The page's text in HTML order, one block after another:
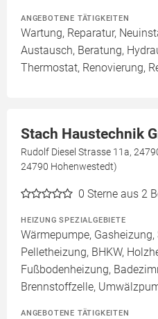
ANGEBOTENE TÄTIGKEITEN
Wartung, Reparatur,
Austausch, Beratung,
Thermostat, Renovierung,
Stach Haustechnik
Rudolf Diesel Strasse 11a,
24790 Hohenwestedt)
0 Sterne aus 2
HEIZUNG SPEZIALGEBIETE
Wärmepumpe,
Pelletheizung, BHKW,
Fußbodenheizung,
Brennstoffzelle,
ANGEBOTENE TÄTIGKEITEN